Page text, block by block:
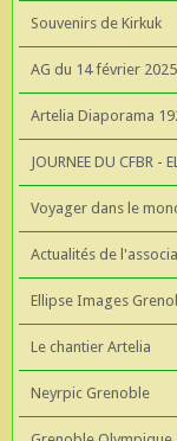
Souvenirs de Kirkuk
AG du 14 février 2025
Artelia Diaporama
JOURNEE DU CFBR -
Voyager dans le
Actualités de
Ellipse Images
Le chantier Artelia
Neyrpic Grenoble